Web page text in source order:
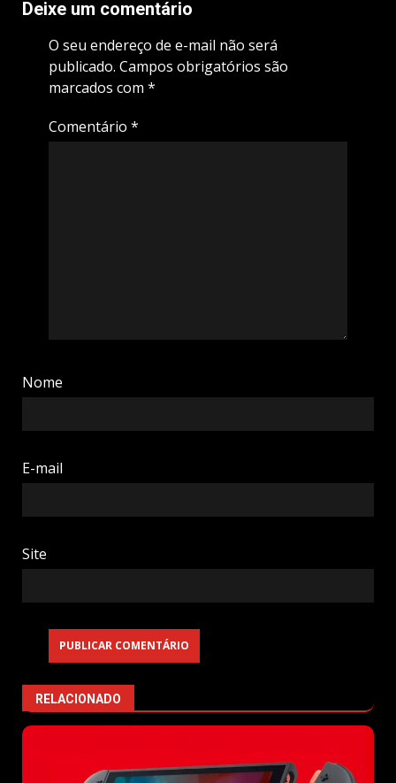
Deixe um comentário
O seu endereço de e-mail não será
publicado. Campos obrigatórios são
marcados com *
Comentário *
Nome
E-mail
Site
RELACIONADO